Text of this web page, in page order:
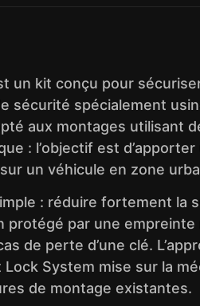
un kit conçu pour
sécurité spécialement
aux montages utilisant
: l’objectif est
un véhicule en zone
: réduire fortement
par une
de perte d’une clé.
System mise sur la
de montage existantes.